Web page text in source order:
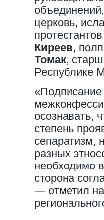
церковь,
Киреев,
Томак,
Республике
«Подписание
осознавать,
степень
сепаратизм,
разных
необходимо
сторона
— отметил